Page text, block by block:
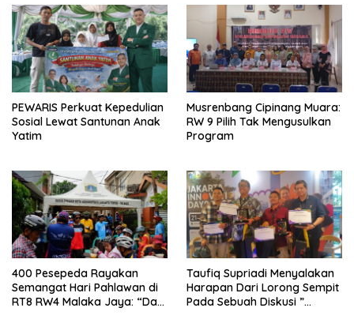
PEWARIS Perkuat Kepedulian
Sosial Lewat Santunan Anak
Yatim
Musrenbang Cipinang Muara:
RW 9 Pilih Tak Mengusulkan
Program
400 Pesepeda Rayakan
Semangat Hari Pahlawan di
RT8 RW4 Malaka Jaya: “Dari
Taufiq Supriadi Menyalakan
Harapan Dari Lorong Sempit
Pada Sebuah Diskusi ”